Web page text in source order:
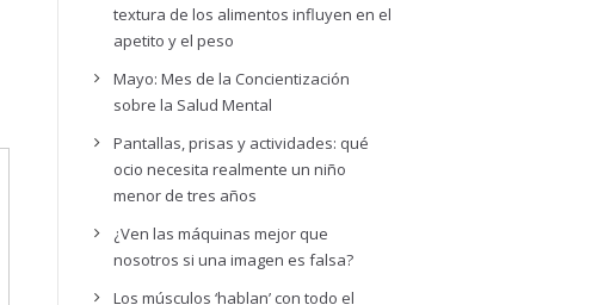
textura de los alimentos influyen en el
apetito y el peso
Mayo: Mes de la Concientización
sobre la Salud Mental
Pantallas, prisas y actividades: qué
ocio necesita realmente un niño
menor de tres años
¿Ven las máquinas mejor que
nosotros si una imagen es falsa?
Los músculos ‘hablan’ con todo el